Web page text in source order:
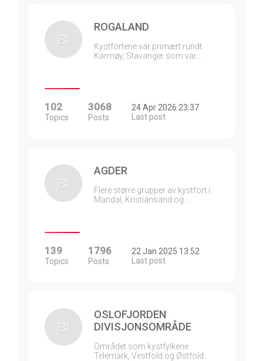
ROGALAND
Kystfortene var primært rundt
Karmøy, Stavanger som var…
102
Topics
3068
Posts
24 Apr 2026 23:37
Last post
AGDER
Flere større grupper av kystfort i
Mandal, Kristiansand og…
139
Topics
1796
Posts
22 Jan 2025 13:52
Last post
OSLOFJORDEN
DIVISJONSOMRÅDE
Området som kystfylkene
Telemark, Vestfold og Østfold…